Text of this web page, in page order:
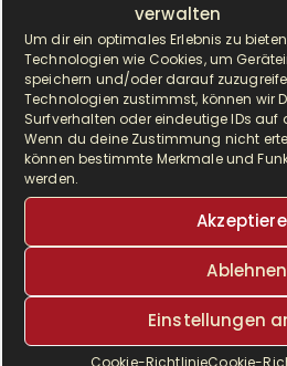
verwalten
Um dir ein optimales Erlebnis zu
Technologien wie Cookies, um
speichern und/oder darauf
Technologien zustimmst, können wir
Surfverhalten oder eindeutige IDs auf
Wenn du deine Zustimmung nicht
können bestimmte Merkmale und
werden.
Ablehnen
Einstellungen
Cookie-RichtlinieCookie-
S
u
c
h
e
n
a
h
ALLE BEITRÄGE
A
l
b
Monat auswählen
Airfryer